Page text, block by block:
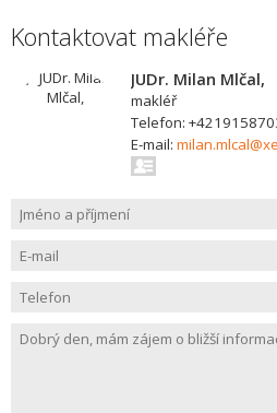
Kontaktovat makléře
JUDr. Milan Mlčal,
makléř
Telefon:
E-mail: